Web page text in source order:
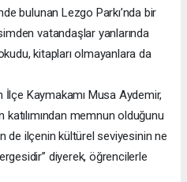
bulunan Lezgo Parkı’nda bir
vatandaşlar yanlarında
kitapları olmayanlara da
İlçe Kaymakamı Musa Aydemir,
memnun olduğunu
de ilçenin kültürel seviyesinin ne
diyerek, öğrencilerle